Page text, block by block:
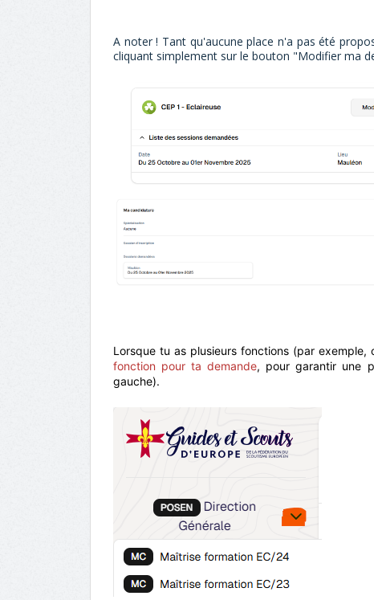
A noter ! Tant qu'aucune place n'a pas été
cliquant simplement sur le bouton "Modifier ma
Lorsque tu as plusieurs fonctions (par exemple,
fonction pour ta demande, pour garantir une
gauche).